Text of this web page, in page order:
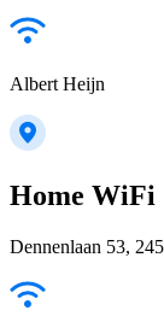
Albert Heijn
Home WiFi
Dennenlaan 53,